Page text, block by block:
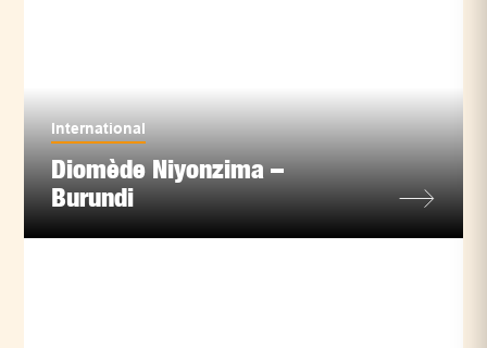
International
Diomède Niyonzima –
Burundi